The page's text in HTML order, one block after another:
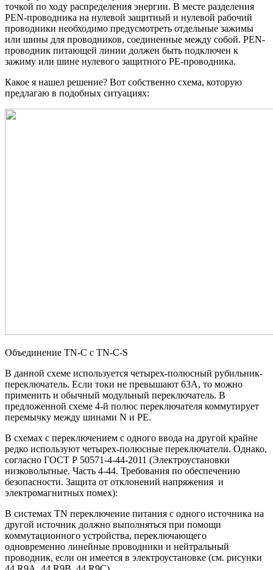
точкой по ходу распределения энергии. В месте разделения
PEN-проводника на нулевой защитный и нулевой рабочий
проводники необходимо предусмотреть отдельные зажимы
или шины для проводников, соединенные между собой. PEN-
проводник питающей линии должен быть подключен к
зажиму или шине нулевого защитного РЕ-проводника.
Какое я нашел решение? Вот собственно схема, которую
предлагаю в подобных ситуациях:
Объединение TN-C с TN-C-S
В данной схеме используется четырех-полюсный рубильник-
переключатель. Если токи не превышают 63А, то можно
применить и обычный модульный переключатель. В
предложенной схеме 4-й полюс переключателя коммутирует
перемычку между шинами N и PE.
В схемах с переключением с одного ввода на другой крайне
редко используют четырех-полюсные переключатели. Однако,
согласно ГОСТ Р 50571-4-44-2011 (Электроустановки
низковольтные. Часть 4-44. Требования по обеспечению
безопасности. Защита от отклонений напряжения и
электромагнитных помех):
В системах TN переключение питания с одного источника на
другой источник должно выполняться при помощи
коммутационного устройства, переключающего
одновременно линейные проводники и нейтральный
проводник, если он имеется в электроустановке (см. рисунки